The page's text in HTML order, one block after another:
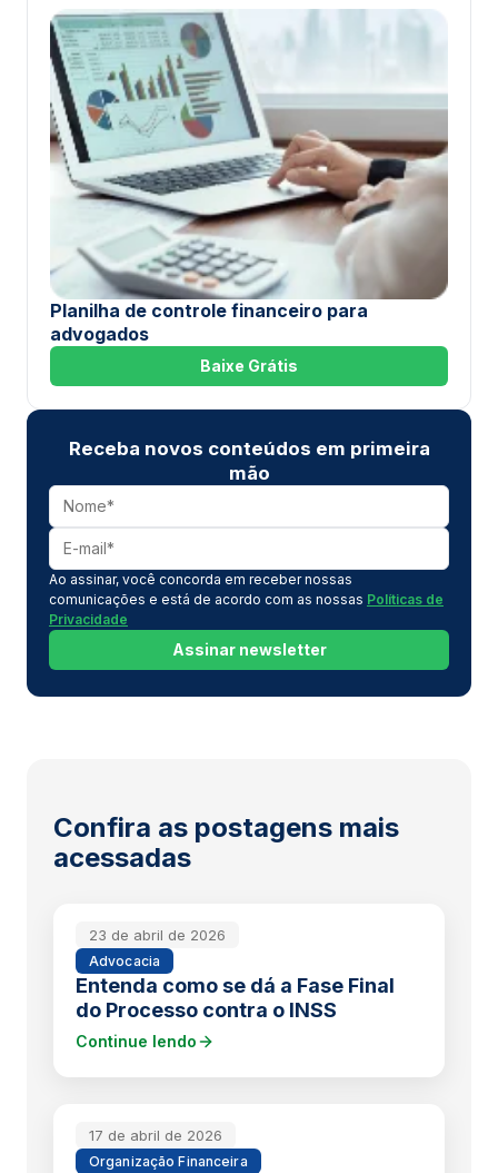
Planilha de controle financeiro para
advogados
Baixe Grátis
Receba novos conteúdos em primeira
mão
Ao assinar, você concorda em receber nossas
comunicações e está de acordo com as nossas Políticas de
Privacidade
Assinar newsletter
Confira as postagens mais
acessadas
23 de abril de 2026
Advocacia
Entenda como se dá a Fase Final
do Processo contra o INSS
Continue lendo
17 de abril de 2026
Organização Financeira